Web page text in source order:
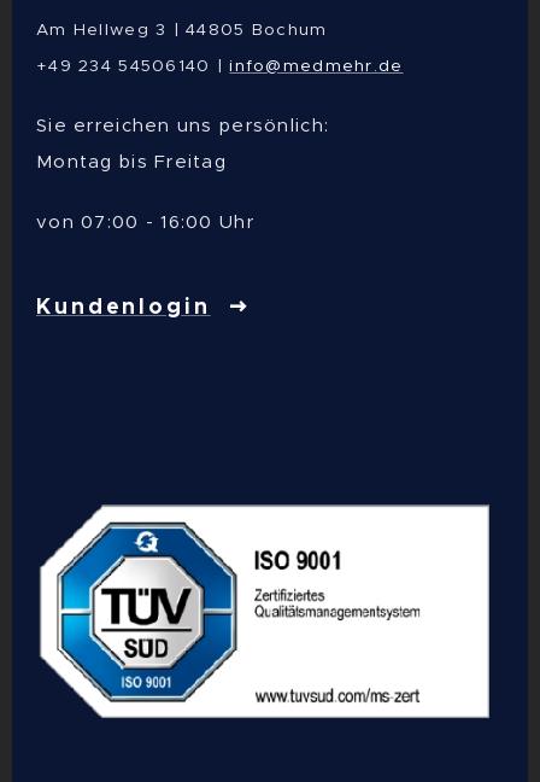
Am Hellweg 3 | 44805 Bochum
+49 234 54506140 |info@medmehr.de
Sie erreichen uns persönlich:
Montag bis Freitag
von 07:00 - 16:00 Uhr
Kundenlogin